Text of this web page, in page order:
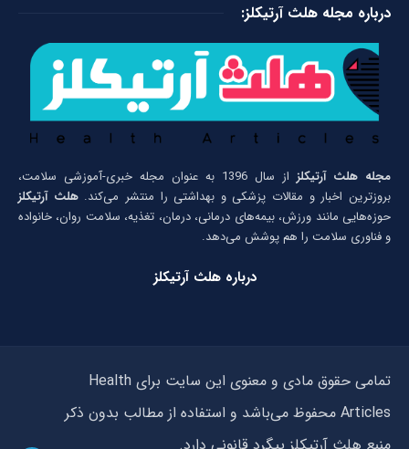
درباره مجله هلث آرتیکلز:
مجله هلث آرتیکلز
از سال 1396 به عنوان مجله خبری-آموزشی سلامت،
بروزترین اخبار و مقالات پزشکی و بهداشتی را منتشر می‌کند.هلث آرتیکلز
حوزه‌هایی مانند ورزش، بیمه‌های درمانی، درمان، تغذیه، سلامت روان، خانواده
و فناوری سلامت را هم پوشش می‌دهد.
درباره هلث آرتیکلز
تمامی حقوق مادی و معنوی این سایت برای Health
Articles محفوظ می‌باشد و استفاده از مطالب بدون ذکر